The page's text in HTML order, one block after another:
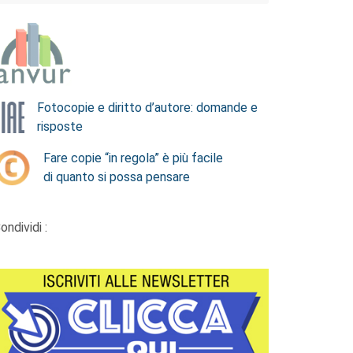
Fotocopie e diritto d’autore: domande e
risposte
Fare copie “in regola” è più facile
di quanto si possa pensare
: